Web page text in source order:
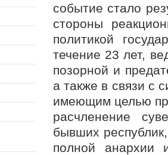
событие стало
стороны
политикой
течение 23 лет,
позорной и
а также в связи с
имеющим целью
расчленение
бывших
полной анархии